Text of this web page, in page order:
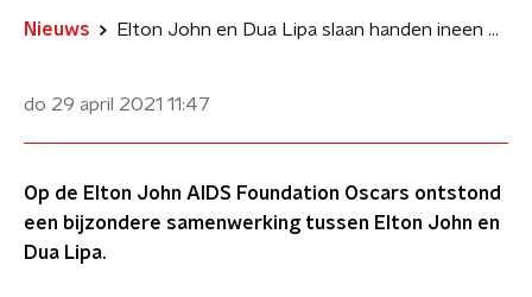
Nieuws Elton John en Dua Lipa slaan handen ineen voor duet Bennie And The Jets
do 29 april 2021 11:47
Op de Elton John AIDS Foundation Oscars ontstond
een bijzondere samenwerking tussen Elton John en
Dua Lipa.